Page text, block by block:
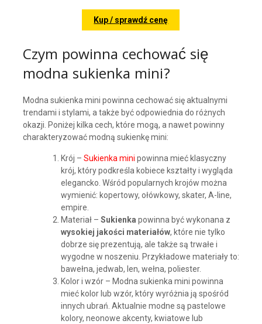
Kup / sprawdź cenę
Czym powinna cechować się
modna sukienka mini?
Modna sukienka mini powinna cechować się aktualnymi
trendami i stylami, a także być odpowiednia do różnych
okazji. Poniżej kilka cech, które mogą, a nawet powinny
charakteryzować modną sukienkę mini:
Krój – Sukienka mini powinna mieć klasyczny
krój, który podkreśla kobiece kształty i wygląda
elegancko. Wśród popularnych krojów można
wymienić: kopertowy, ołówkowy, skater, A-line,
empire.
Materiał – Sukienka powinna być wykonana z
wysokiej jakości materiałów, które nie tylko
dobrze się prezentują, ale także są trwałe i
wygodne w noszeniu. Przykładowe materiały to:
bawełna, jedwab, len, wełna, poliester.
Kolor i wzór – Modna sukienka mini powinna
mieć kolor lub wzór, który wyróżnia ją spośród
innych ubrań. Aktualnie modne są pastelowe
kolory, neonowe akcenty, kwiatowe lub